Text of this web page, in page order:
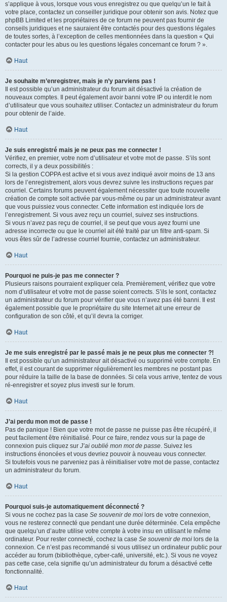
s’applique à vous, lorsque vous vous enregistrez ou que quelqu’un le fait à
votre place, contactez un conseiller juridique pour obtenir son avis. Notez que
phpBB Limited et les propriétaires de ce forum ne peuvent pas fournir de
conseils juridiques et ne sauraient être contactés pour des questions légales
de toutes sortes, à l’exception de celles mentionnées dans la question « Qui
contacter pour les abus ou les questions légales concernant ce forum ? ».
Haut
Je souhaite m’enregistrer, mais je n’y parviens pas !
Il est possible qu’un administrateur du forum ait désactivé la création de
nouveaux comptes. Il peut également avoir banni votre IP ou interdit le nom
d’utilisateur que vous souhaitez utiliser. Contactez un administrateur du forum
pour obtenir de l’aide.
Haut
Je suis enregistré mais je ne peux pas me connecter !
Vérifiez, en premier, votre nom d’utilisateur et votre mot de passe. S’ils sont
corrects, il y a deux possibilités :
Si la gestion COPPA est active et si vous avez indiqué avoir moins de 13 ans
lors de l’enregistrement, alors vous devrez suivre les instructions reçues par
courriel. Certains forums peuvent également nécessiter que toute nouvelle
création de compte soit activée par vous-même ou par un administrateur avant
que vous puissiez vous connecter. Cette information est indiquée lors de
l’enregistrement. Si vous avez reçu un courriel, suivez ses instructions.
Si vous n’avez pas reçu de courriel, il se peut que vous ayez fourni une
adresse incorrecte ou que le courriel ait été traité par un filtre anti-spam. Si
vous êtes sûr de l’adresse courriel fournie, contactez un administrateur.
Haut
Pourquoi ne puis-je pas me connecter ?
Plusieurs raisons pourraient expliquer cela. Premièrement, vérifiez que votre
nom d’utilisateur et votre mot de passe soient corrects. S’ils le sont, contactez
un administrateur du forum pour vérifier que vous n’avez pas été banni. Il est
également possible que le propriétaire du site Internet ait une erreur de
configuration de son côté, et qu’il devra la corriger.
Haut
Je me suis enregistré par le passé mais je ne peux plus me connecter ?!
Il est possible qu’un administrateur ait désactivé ou supprimé votre compte. En
effet, il est courant de supprimer régulièrement les membres ne postant pas
pour réduire la taille de la base de données. Si cela vous arrive, tentez de vous
ré-enregistrer et soyez plus investi sur le forum.
Haut
J’ai perdu mon mot de passe !
Pas de panique ! Bien que votre mot de passe ne puisse pas être récupéré, il
peut facilement être réinitialisé. Pour ce faire, rendez vous sur la page de
connexion puis cliquez sur J’ai oublié mon mot de passe. Suivez les
instructions énoncées et vous devriez pouvoir à nouveau vous connecter.
Si toutefois vous ne parveniez pas à réinitialiser votre mot de passe, contactez
un administrateur du forum.
Haut
Pourquoi suis-je automatiquement déconnecté ?
Si vous ne cochez pas la case Se souvenir de moi lors de votre connexion,
vous ne resterez connecté que pendant une durée déterminée. Cela empêche
que quelqu’un d’autre utilise votre compte à votre insu en utilisant le même
ordinateur. Pour rester connecté, cochez la case Se souvenir de moi lors de la
connexion. Ce n’est pas recommandé si vous utilisez un ordinateur public pour
accéder au forum (bibliothèque, cyber-café, université, etc.). Si vous ne voyez
pas cette case, cela signifie qu’un administrateur du forum a désactivé cette
fonctionnalité.
Haut